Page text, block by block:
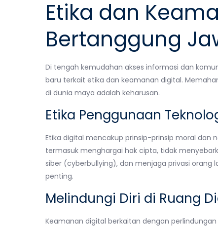
Etika dan
Bertanggung
Di tengah kemudahan akses informasi dan
baru terkait etika dan keamanan digital.
di dunia maya adalah keharusan.
Etika Penggunaan
Etika digital mencakup prinsip-prinsip moral dan
termasuk menghargai hak cipta, tidak
siber (cyberbullying), dan menjaga privasi orang
penting.
Melindungi Diri di Ruang
Keamanan digital berkaitan dengan